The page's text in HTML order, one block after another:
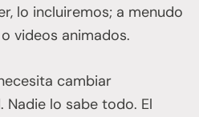
lo incluiremos; a menudo
videos animados.
cambiar
lo sabe todo. El